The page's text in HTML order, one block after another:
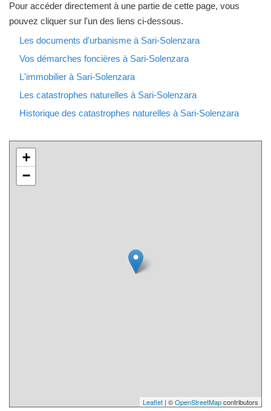
Pour accéder directement à une partie de cette page, vous
pouvez cliquer sur l'un des liens ci-dessous.
Les documents d'urbanisme à Sari-Solenzara
Vos démarches foncières à Sari-Solenzara
L'immobilier à Sari-Solenzara
Les catastrophes naturelles à Sari-Solenzara
Historique des catastrophes naturelles à Sari-Solenzara
+
−
Leaflet | ©OpenStreetMapcontributors